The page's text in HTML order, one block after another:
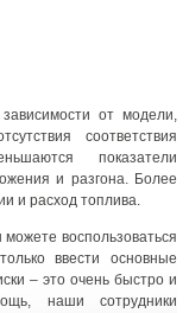
от модели,
соответствия
показатели
и разгона. Более
и расход топлива.
воспользоваться
ввести основные
– это очень быстро и
наши сотрудники